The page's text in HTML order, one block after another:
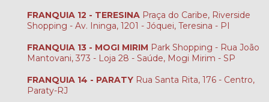
FRANQUIA 12 - TERESINA Praça do Caribe, Riverside
Shopping - Av. Ininga, 1201 - Jóquei, Teresina - PI
FRANQUIA 13 - MOGI MIRIM Park Shopping - Rua João
Mantovani, 373 - Loja 28 - Saúde, Mogi Mirim - SP
FRANQUIA 14 - PARATY Rua Santa Rita, 176 - Centro,
Paraty-RJ